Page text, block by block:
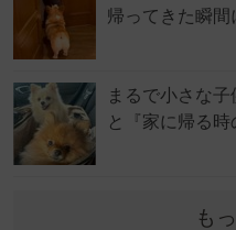
帰ってきた瞬
まるで小さな子
と『家に帰る
も